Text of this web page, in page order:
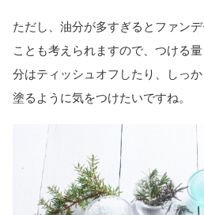
ただし、油分が多すぎるとファン
ことも考えられますので、つける
分はティッシュオフしたり、しっ
塗るように気をつけたいですね。